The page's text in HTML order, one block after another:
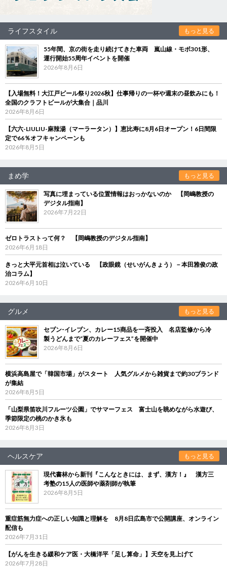
ライフスタイル もっと見る
55年間、京の街を走り続けてきた車両 嵐山線・モボ301形、
運行開始55周年イベントを開催
2026年8月6日
【入場無料！大江戸ビール祭り2026秋】仕事帰りの一杯や週末の昼飲みにも！
全国のクラフトビールが大集合｜品川
2026年8月6日
【六六-LIULIU-麻辣湯（マーラータン）】恵比寿に8月6日オープン！6日間限
定で66％オフキャンペーンも
2026年8月5日
まめ学 もっと見る
写真に埋まっている位置情報はおっかないのか 【岡嶋教授の
デジタル指南】
2026年7月22日
ゼロトラストって何？ 【岡嶋教授のデジタル指南】
2026年6月18日
きっと大平元首相は泣いている 【政眼鏡（せいがんきょう）－本田雅俊の政
治コラム】
2026年6月10日
グルメ もっと見る
セブン‐イレブン、カレー15商品を一斉投入 名店監修から冷
製うどんまで“夏のカレーフェス”を開催中
2026年8月6日
横浜高島屋で「韓国市場」がスタート 人気グルメから雑貨まで約30ブランド
が集結
2026年8月5日
「山梨県笛吹川フルーツ公園」でサマーフェス 富士山を眺めながら水遊び、
季節限定の桃のかき氷も
2026年8月3日
ヘルスケア もっと見る
現代書林から新刊『こんなときには、まず、漢方！』 漢方三
考塾の15人の医師や薬剤師が執筆
2026年8月5日
重症筋無力症への正しい知識と理解を 8月8日広島市で公開講座、オンライン
配信も
2026年7月31日
【がんを生きる緩和ケア医・大橋洋平「足し算命」】天空を見上げて
2026年7月28日